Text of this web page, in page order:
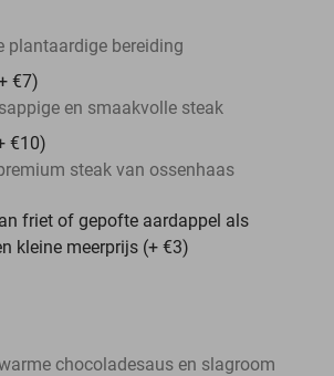
plantaardige bereiding
€7)
en smaakvolle steak
€10)
steak van ossenhaas
friet of gepofte aardappel als
kleine meerprijs (+ €3)
chocoladesaus en slagroom